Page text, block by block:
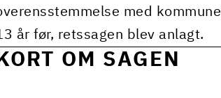
med
år før, retssagen blev anlagt.
OM SAGEN